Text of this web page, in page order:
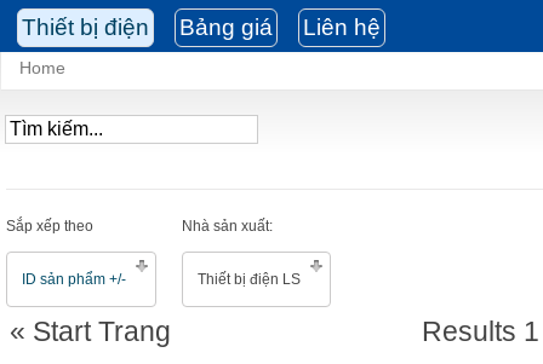
Thiết bị điện Bảng giá Liên hệ
Home
Sắp xếp theo
ID sản phẩm +/-
Nhà sản xuất:
Thiết bị điện LS
Results
« Start Trang